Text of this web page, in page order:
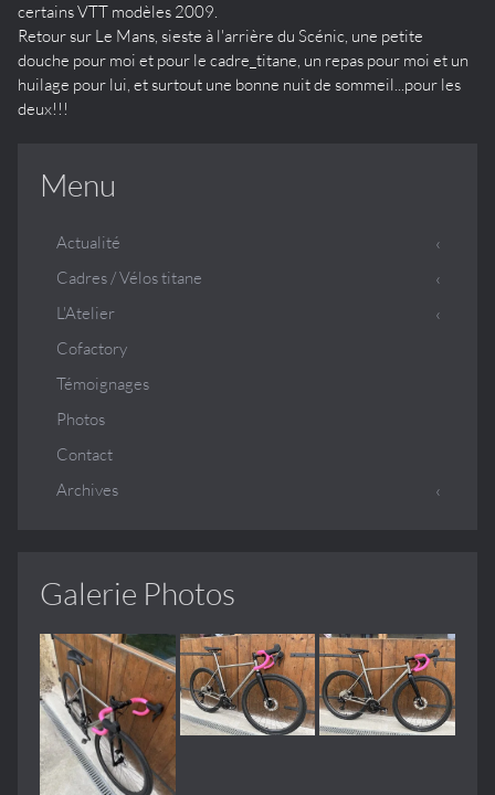
certains VTT modèles 2009.
Retour sur Le Mans, sieste à l'arrière du Scénic, une petite
douche pour moi et pour le cadre_titane, un repas pour moi et un
huilage pour lui, et surtout une bonne nuit de sommeil...pour les
deux!!!
Menu
Actualité
Cadres / Vélos titane
L'Atelier
Cofactory
Témoignages
Photos
Contact
Archives
Galerie Photos